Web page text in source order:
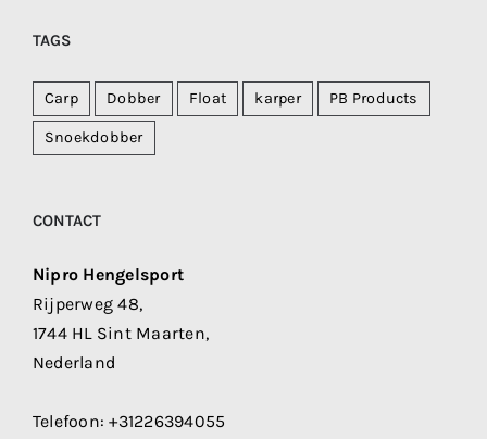
TAGS
Carp Dobber Float karper PB Products
Snoekdobber
CONTACT
Nipro Hengelsport
Rijperweg 48,
1744 HL Sint Maarten,
Nederland
Telefoon:+31226394055